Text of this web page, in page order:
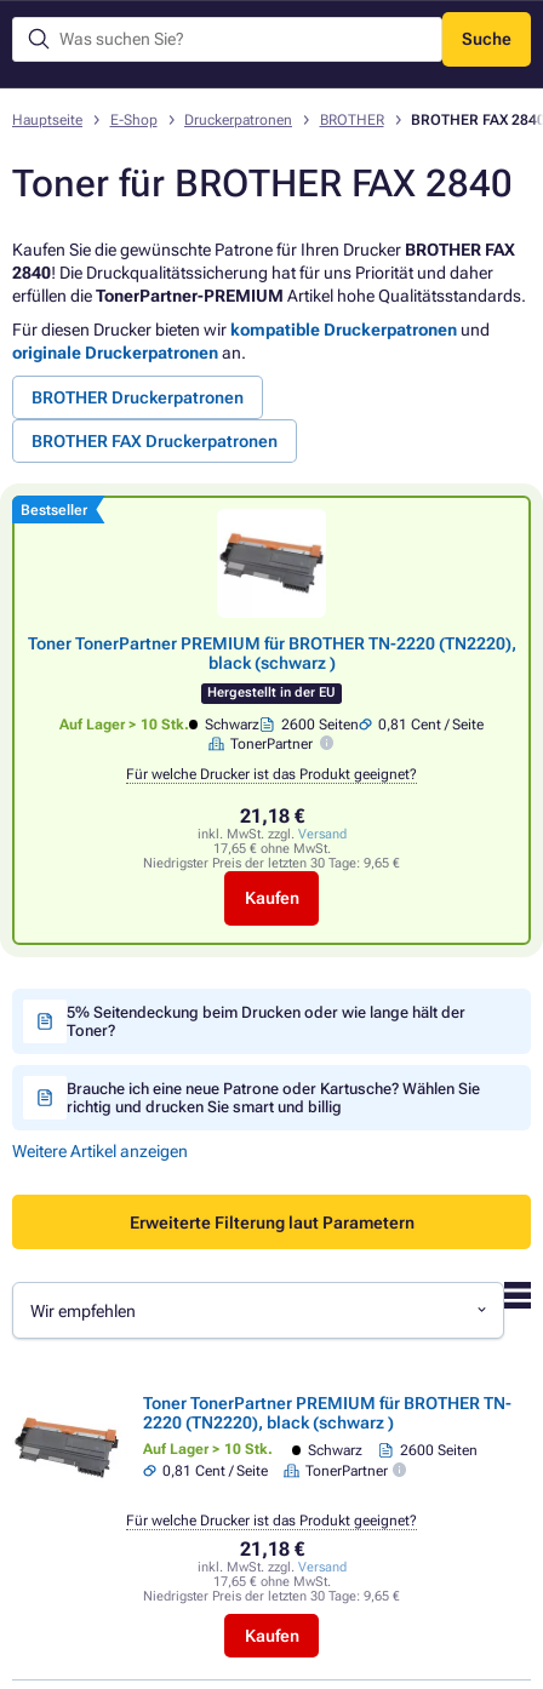
Suche
Menü
Hauptseite E-Shop Druckerpatronen BROTHER BROTHER FAX
Toner für BROTHER FAX 2840
Kaufen Sie die gewünschte Patrone für Ihren Drucker BROTHER FAX
2840! Die Druckqualitätssicherung hat für uns Priorität und daher
erfüllen dieTonerPartner-PREMIUM Artikel hohe Qualitätsstandards.
Für diesen Drucker bieten wir kompatible Druckerpatronen und
originale Druckerpatronenan.
BROTHER Druckerpatronen
BROTHER FAX Druckerpatronen
Bestseller
Toner TonerPartner PREMIUM für BROTHER TN-2220 (TN2220),
black (schwarz )
Hergestellt in der EU
Auf Lager > 10 Stk. Schwarz 2600 Seiten
0,81 Cent / Seite
TonerPartner
Für welche Drucker ist das Produkt geeignet?
21,18 €
inkl. MwSt. zzgl. Versand
17,65 € ohne MwSt.
Niedrigster Preis der letzten 30 Tage: 9,65 €
Kaufen
5% Seitendeckung beim Drucken oder wie lange hält der
Toner?
Brauche ich eine neue Patrone oder Kartusche? Wählen Sie
richtig und drucken Sie smart und billig
Weitere Artikel anzeigen
Erweiterte Filterung laut Parametern
Wir empfehlen
Toner TonerPartner PREMIUM für BROTHER TN-
2220 (TN2220), black (schwarz )
Auf Lager > 10 Stk. Schwarz
2600 Seiten
0,81 Cent / Seite
TonerPartner
21,18 €
inkl. MwSt. zzgl. Versand
17,65 € ohne MwSt.
Niedrigster Preis der letzten 30 Tage: 9,65 €
Kaufen
Für welche Drucker ist das Produkt geeignet?